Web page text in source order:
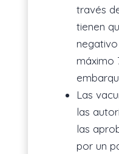
través
tienen
máximo
Las
las
las
por un